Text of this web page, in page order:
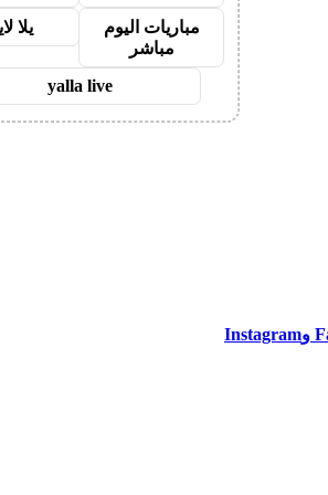
مباريات اليوم
مباشر
يلا
yalla live